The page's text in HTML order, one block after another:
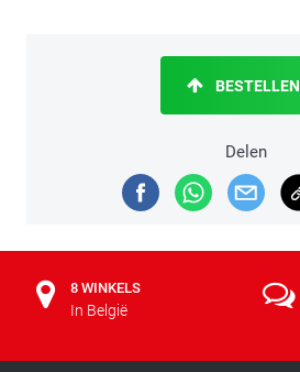
Delen
BESTELLEN
8 WINKELS
In België